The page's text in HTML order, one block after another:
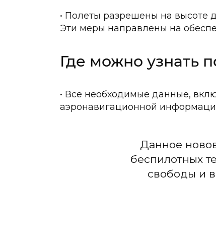
Полеты разрешены на высоте
Эти меры направлены на
Где можно узнать
Все необходимые данные,
аэронавигационной
Данное
беспилотных
свободы и